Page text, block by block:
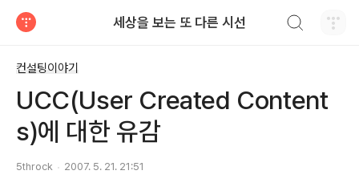
세상을 보는 또 다른 시선
컨설팅이야기
UCC(User Created Content
s)에 대한 유감
5throck 2007. 5. 21. 21:51